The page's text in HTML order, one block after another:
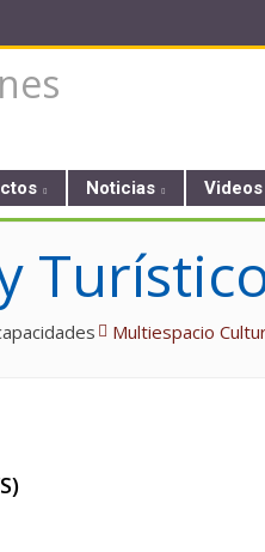
Noticias Videos
Multiespacio